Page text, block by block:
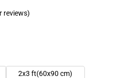
reviews)
2x3 ft(60x90 cm)